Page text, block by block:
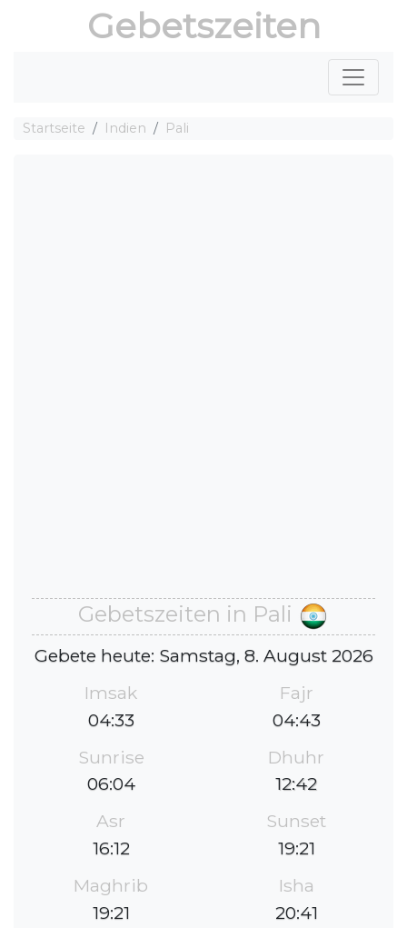
Gebetszeiten
Startseite Indien Pali
Gebetszeiten in Pali
Gebete heute: Samstag, 8. August 2026
Imsak
04:33
Fajr
04:43
Sunrise
06:04
Dhuhr
12:42
Asr
16:12
Sunset
19:21
Maghrib
19:21
Isha
20:41